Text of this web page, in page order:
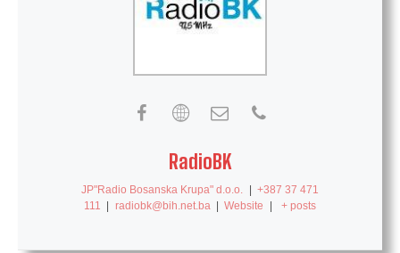
RadioBK
JP"Radio Bosanska Krupa" d.o.o. | +387 37 471
111
| radiobk@bih.net.ba | Website | + posts